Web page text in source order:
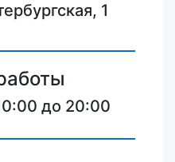
1
до 20:00